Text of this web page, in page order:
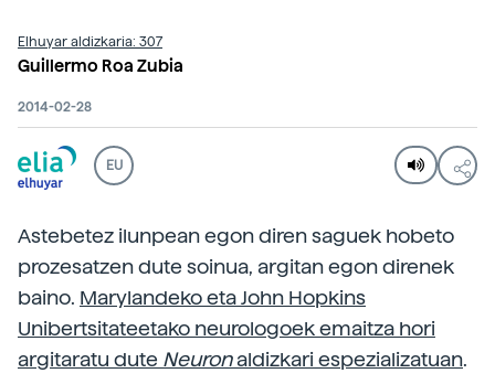
Elhuyar aldizkaria: 307
Guillermo Roa Zubia
2014-02-28
EU
Astebetez ilunpean egon diren saguek hobeto
prozesatzen dute soinua, argitan egon direnek
baino. Marylandeko eta John Hopkins
Unibertsitateetako neurologoek emaitza hori
argitaratu dute Neuronaldizkari espezializatuan.